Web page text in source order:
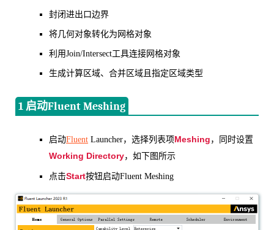
封闭进出口边界
将几何对象转化为网格对象
利用Join/Intersect工具连接网格对象
生成计算区域、合并区域且指定区域类型
1 启动Fluent Meshing
启动Fluent Launcher，选择列表项Meshing ，同时设置
Working Directory，如下图所示
点击Start按钮启动Fluent Meshing